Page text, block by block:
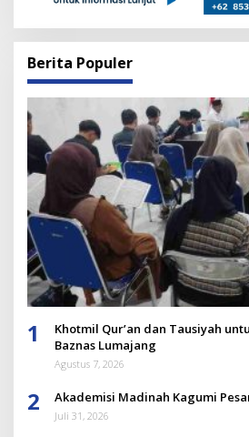
Berita Populer
1
Khotmil Qur’an dan Tausiyah
Baznas Lumajang
Agustus 7, 2026
2 Akademisi Madinah Kagumi
Juli 31, 2026